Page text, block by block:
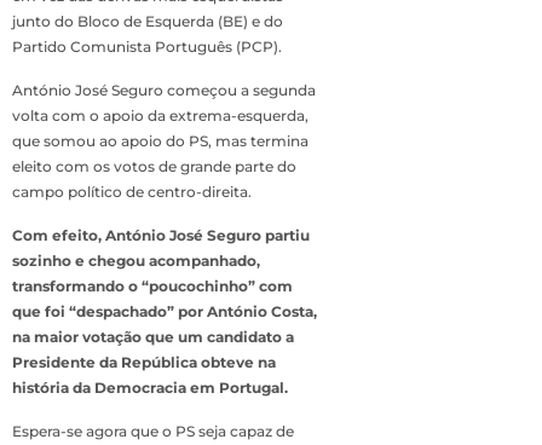
junto do Bloco de Esquerda (BE) e do
Partido Comunista Português (PCP).
António José Seguro começou a segunda
volta com o apoio da extrema-esquerda,
que somou ao apoio do PS, mas termina
eleito com os votos de grande parte do
campo político de centro-direita.
Com efeito, António José Seguro partiu
sozinho e chegou acompanhado,
transformando o “poucochinho” com
que foi “despachado” por António Costa,
na maior votação que um candidato a
Presidente da República obteve na
história da Democracia em Portugal.
Espera-se agora que o PS seja capaz de